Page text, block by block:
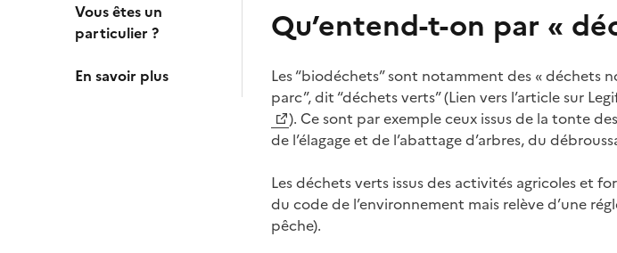
Vous êtes un
particulier ?
En savoir plus
Qu’entend-t-on par «
Les “biodéchets” sont notamment des « déchets
parc”, dit “déchets verts” (Lien vers l’article sur
). Ce sont par exemple ceux issus de la tonte
de l’élagage et de l’abattage d’arbres, du
Les déchets verts issus des activités agricoles et
du code de l’environnement mais relève d’une
pêche).